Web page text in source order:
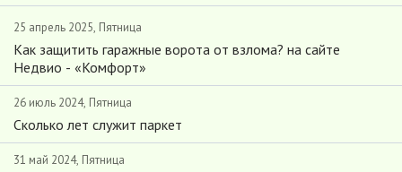
25 апрель 2025, Пятница
Как защитить гаражные ворота от взлома? на сайте
Недвио - «Комфорт»
26 июль 2024, Пятница
Сколько лет служит паркет
31 май 2024, Пятница